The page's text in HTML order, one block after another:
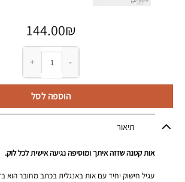
144.00₪
כמות של עגיל חישוק
הוספה לסל
תיאור
אות קטנה שזזה איתך ומוסיפה נגיעה אישית לכל לוק.
עגיל חישוק יחיד עם אות באנגלית בכתב מחובר הוא